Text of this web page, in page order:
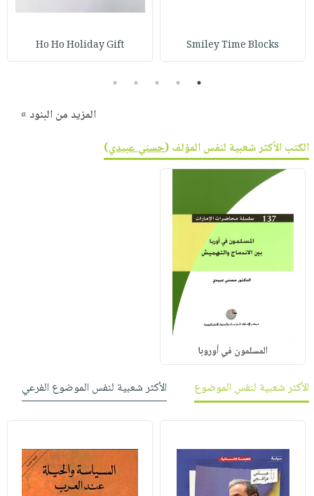
Smiley Time Blocks
Ho Ho Holiday Gift
1
2
3
4
5
المزيد من البنود »
الكتب الأكثر شعبية لنفس المؤلف (حسني عبيدي)
المسلمون في أوروبا
الأكثر شعبية لنفس الموضوع الأكثر شعبية لنفس الموضوع الفرعي